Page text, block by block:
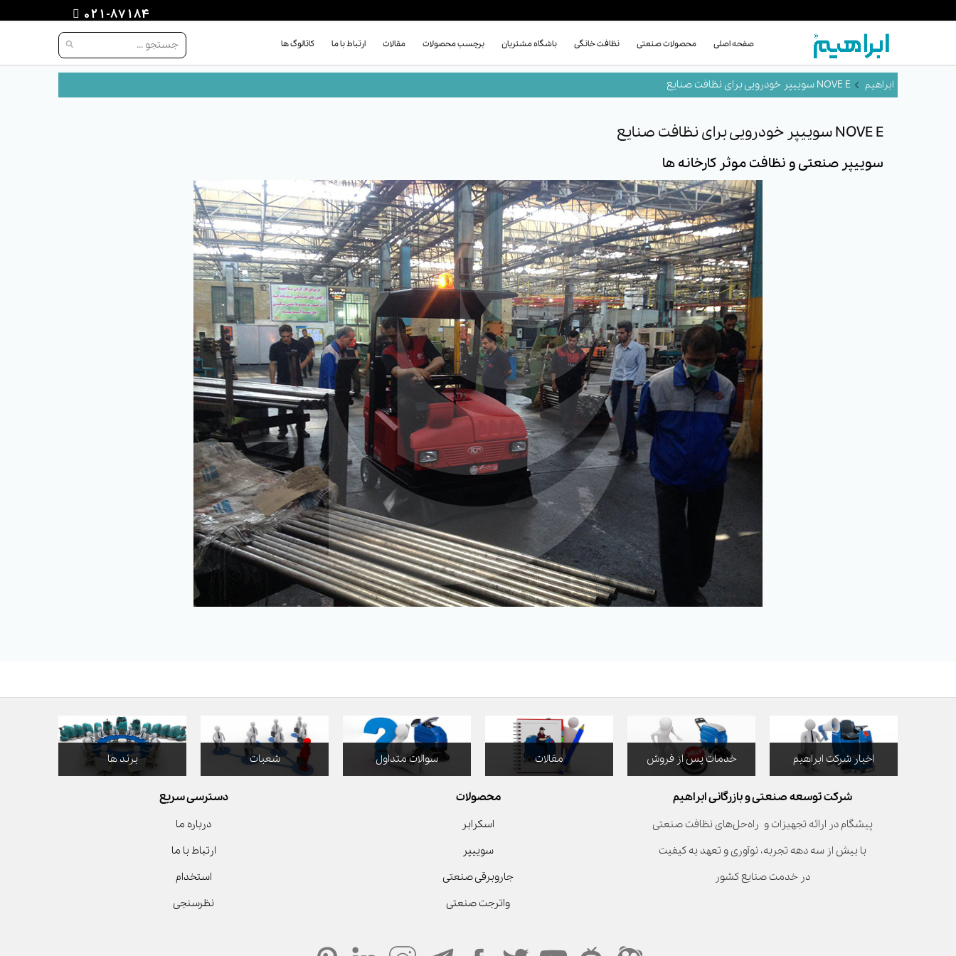
021-87184
صفحه اصلی محصولات صنعتی نظافت خانگی باشگاه مشتریان برچسب محصولات مقالات ارتباط با ما کاتالوگ ها
NOVE E سوییپر خودرویی برای نظافت صنایع
NOVE E سوییپر خودرویی برای نظافت صنایع
سوییپر صنعتی و نظافت موثر کارخانه ها
اخبار شرکت ابراهیم خدمات پس از فروش مقالات سوالات متداول شعبات برند ها
شرکت توسعه صنعتی و بازرگانی ابراهیم
پیشگام در ارائه تجهیزات و راه‌حل‌های نظافت صنعتی
با بیش از سه دهه تجربه، نوآوری و تعهد به کیفیت
در خدمت صنایع کشور
محصولات
اسکرابر
سوییپر
جاروبرقی صنعتی
واترجت صنعتی
دسترسی سریع
درباره ما
ارتباط با ما
استخدام
نظرسنجی